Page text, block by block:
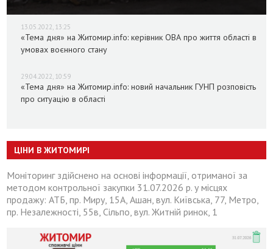
13.05.2022, 13:25
«Тема дня» на Житомир.info: керівник ОВА про життя області в
умовах воєнного стану
29.04.2022, 10:59
«Тема дня» на Житомир.info: новий начальник ГУНП розповість
про ситуацію в області
ЦІНИ В ЖИТОМИРІ
Моніторинг здійснено на основі інформації, отриманої за
методом контрольної закупки 31.07.2026 р. у місцях
продажу: АТБ, пр. Миру, 15А, Ашан, вул. Київська, 77, Метро,
пр. Незалежності, 55в, Сільпо, вул. Житній ринок, 1